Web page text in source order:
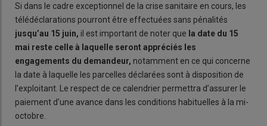
Si dans le cadre exceptionnel de la crise sanitaire en cours, les
télédéclarations pourront être effectuées sans pénalités
jusqu’au 15 juin, il est important de noter que la date du 15
mai reste celle à laquelle seront appréciés les
engagements du demandeur, notamment en ce qui concerne
la date à laquelle les parcelles déclarées sont à disposition de
l’exploitant. Le respect de ce calendrier permettra d’assurer le
paiement d’une avance dans les conditions habituelles à la mi-
octobre.